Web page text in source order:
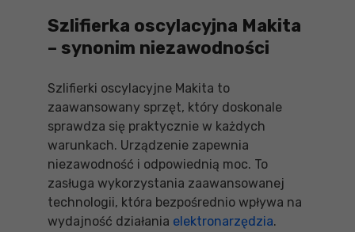
Szlifierka oscylacyjna Makita
– synonim niezawodności
Szlifierki oscylacyjne Makita to
zaawansowany sprzęt, który doskonale
sprawdza się praktycznie w każdych
warunkach. Urządzenie zapewnia
niezawodność i odpowiednią moc. To
zasługa wykorzystania zaawansowanej
technologii, która bezpośrednio wpływa na
wydajność działania elektronarzędzia.